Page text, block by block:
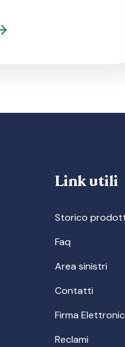
Link utili
Storico
Faq
Area sinistri
Contatti
Firma
Reclami